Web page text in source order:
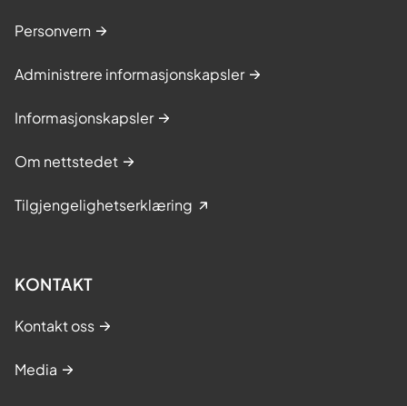
Personvern
Administrere informasjonskapsler
Informasjonskapsler
Om nettstedet
Tilgjengelighetserklæring
KONTAKT
Kontakt oss
Media